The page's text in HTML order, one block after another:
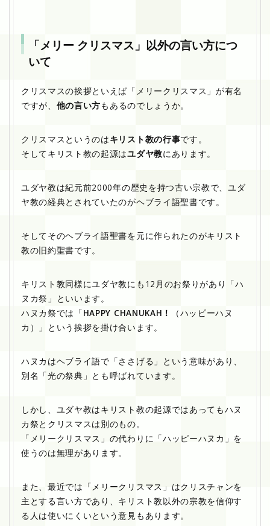
「メリー クリスマス」以外の言い方につ
いて
クリスマスの挨拶といえば「メリークリスマス」が有名
ですが、 他の言い方もあるのでしょうか。
クリスマスというのはキリスト教の行事です。
そしてキリスト教の起源はユダヤ教にあります。
ユダヤ教は紀元前2000年の歴史を持つ古い宗教で、ユダ
ヤ教の経典とされていたのがヘブライ語聖書です。
そしてそのヘブライ語聖書を元に作られたのがキリスト
教の旧約聖書です。
キリスト教同様にユダヤ教にも12月のお祭りがあり「ハ
ヌカ祭」といいます。
ハヌカ祭では「HAPPY CHANUKAH！
（ハッピーハヌ
カ）」という挨拶を掛け合います。
ハヌカはヘブライ語で「ささげる」という意味があり、
別名「光の祭典」とも呼ばれています。
しかし、ユダヤ教はキリスト教の起源ではあってもハヌ
カ祭とクリスマスは別のもの。
「メリークリスマス」の代わりに「ハッピーハヌカ」を
使うのは無理があります。
また、最近では「メリークリスマス」はクリスチャンを
主とする言い方であり、キリスト教以外の宗教を信仰す
る人は使いにくいという意見もあります。